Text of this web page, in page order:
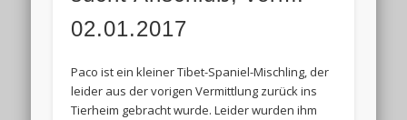
02.01.2017
Paco ist ein kleiner Tibet-Spaniel-Mischling, der
leider aus der vorigen Vermittlung zurück ins
Tierheim gebracht wurde. Leider wurden ihm